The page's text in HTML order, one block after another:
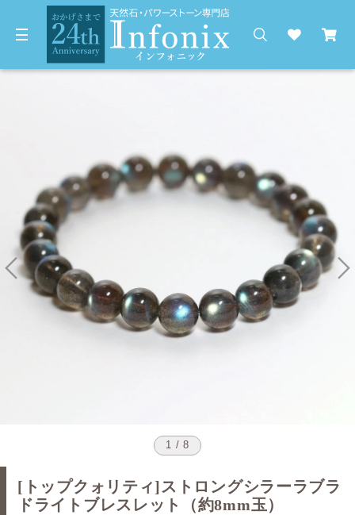
1 / 8
[トップクォリティ]ストロングシラーラブラ
ドライトブレスレット（約8mm玉）